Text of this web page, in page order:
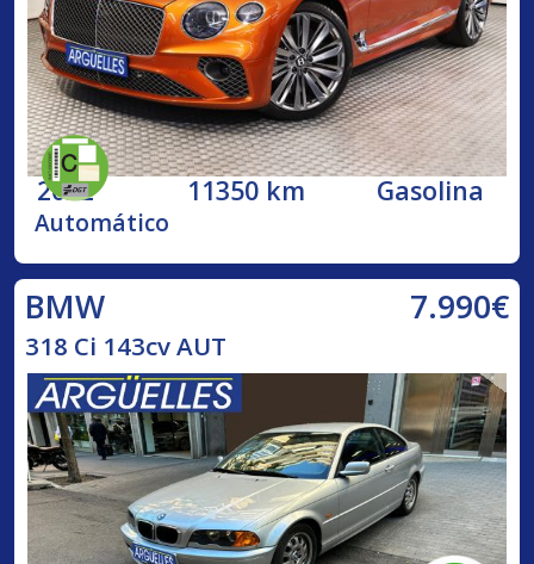
2022 11350 km Gasolina
Automático
BMW 7.990€
318 Ci 143cv AUT